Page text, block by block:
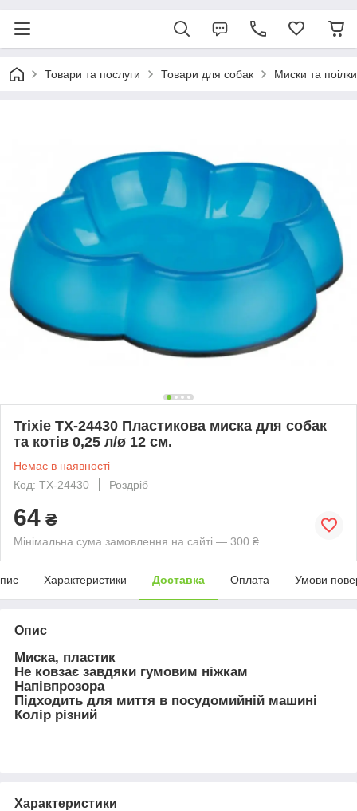
Товари та послуги Товари для собак Миски та
Trixie TX-24430 Пластикова миска для собак
та котів 0,25 л/ø 12 см.
Немає в наявності
Код: TX-24430
Роздріб
64 ₴
Мінімальна сума замовлення на сайті — 300 ₴
Характеристики Доставка Оплата Умови
Опис
Миска, пластик
Не ковзає завдяки гумовим ніжкам
Напівпрозора
Підходить для миття в посудомийній машині
Колір різний
Характеристики